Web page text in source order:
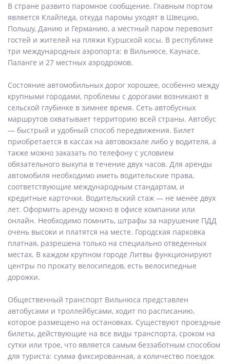
В стране развито паромное сообщение. Главным портом
является Клайпеда, откуда паромы уходят в Швецию,
Польшу, Данию и Германию, а местный паром перевозит
гостей и жителей на пляжи Куршской косы. В республике
три международных аэропорта: в Вильнюсе, Каунасе,
Паланге и 27 местных аэродромов.
Состояние автомобильных дорог хорошее, особенно между
крупными городами, проблемы с дорогами возникают в
сельской глубинке в зимнее время. Сеть автобусных
маршрутов охватывает территорию всей страны. Автобус
— быстрый и удобный способ передвижения. Билет
приобретается в кассах на автовокзале либо у водителя, а
также можно заказать по телефону с условием
обязательного выкупа в течение двух часов. Для аренды
автомобиля необходимо иметь водительские права,
соответствующие международным стандартам, и
кредитные карточки. Водительский стаж — не менее двух
лет. Оформить аренду можно в офисе компании или
онлайн. Необходимо помнить, штрафы за нарушение ПДД
очень высоки и платятся на месте. Городская парковка
платная, разрешена только на специально отведенных
местах. В каждом крупном городе Литвы функционируют
центры по прокату велосипедов, есть велосипедные
дорожки.
Общественный транспорт Вильнюса представлен
автобусами и троллейбусами, ходит по расписанию,
которое размещено на остановках. Существуют проездные
билеты, действующие на все виды транспорта, сроком на
сутки или трое, что является самым беззаботным способом
для туриста: сумма фиксированная, а количество поездок